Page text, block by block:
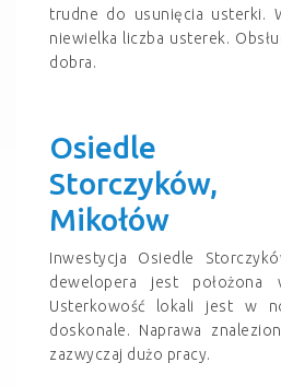
trudne do usunięcia usterki.
niewielka liczba usterek.
dobra.
Osiedle
Storczyków,
Mikołów
Inwestycja Osiedle
dewelopera jest położona
Usterkowość lokali jest w
doskonale. Naprawa
zazwyczaj dużo pracy.